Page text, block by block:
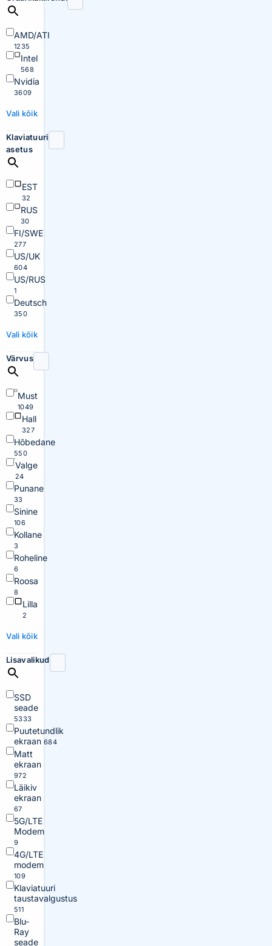
AMD/ATI
1235
Intel
568
Nvidia
3609
Vali kõik
Klaviatuuri
asetus
EST
32
RUS
30
FI/SWE
277
US/UK
604
US/RUS
1
Deutsch
350
Vali kõik
Värvus
Must
1049
Hall
327
Hõbedane
550
Valge
24
Punane
33
Sinine
106
Kollane
3
Roheline
6
Roosa
8
Lilla
2
Vali kõik
Lisavalikud
SSD
seade
5333
Puutetundlik
ekraan 684
Matt
ekraan
972
Läikiv
ekraan
67
5G/LTE
Modem
9
4G/LTE
modem
109
Klaviatuuri
taustavalgustus
511
Blu-
Ray
seade